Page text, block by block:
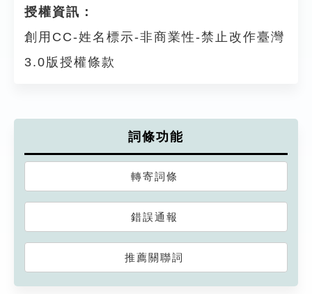
授權資訊：
創用CC-姓名標示-非商業性-禁止改作臺灣
3.0版授權條款
詞條功能
轉寄詞條
錯誤通報
推薦關聯詞